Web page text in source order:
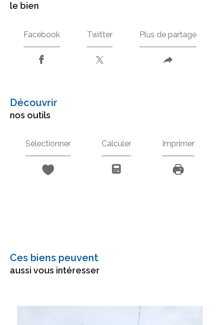
le bien
Facebook Twitter Plus de partage
découvrir
nos outils
Sélectionner Calculer Imprimer
Ces biens peuvent
aussi vous intéresser